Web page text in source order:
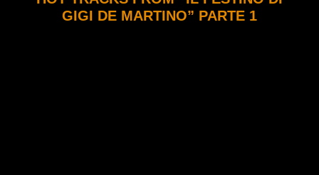
GIGI DE MARTINO” PARTE 1